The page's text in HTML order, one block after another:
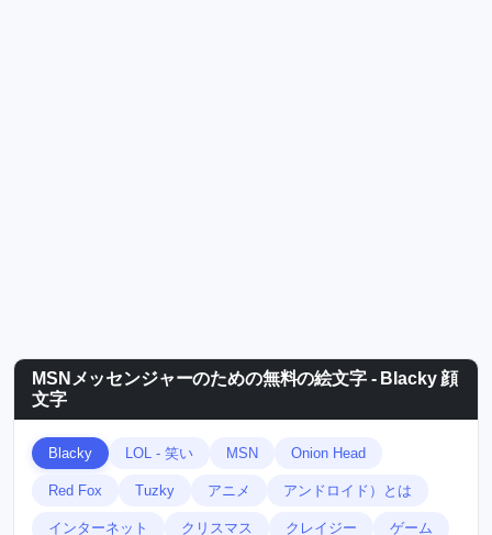
MSNメッセンジャーのための無料の絵文字 - Blacky 顔
文字
Blacky LOL - 笑い MSN Onion Head
Red Fox Tuzky アニメ アンドロイド）とは
インターネット クリスマス クレイジー ゲーム